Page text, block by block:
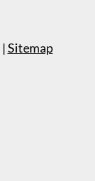
|Sitemap